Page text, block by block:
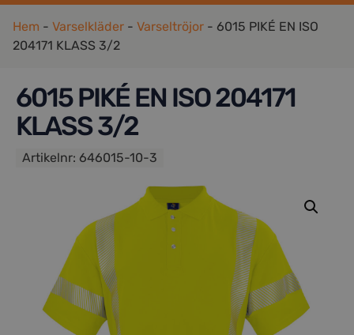
Hem - Varselkläder - Varseltröjor - 6015 PIKÉ EN ISO
204171 KLASS 3/2
6015 PIKÉ EN ISO 204171
KLASS 3/2
Artikelnr: 646015-10-3